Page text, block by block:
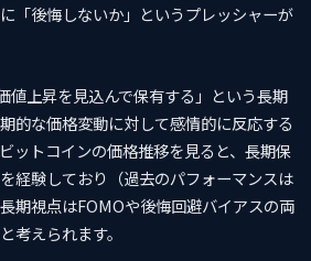
「後悔しないか」というプレッシャーが
値上昇を見込んで保有する」という長期
的な価格変動に対して感情的に反応する
ットコインの価格推移を見ると、長期保
経験しており（過去のパフォーマンスは
期視点はFOMOや後悔回避バイアスの両
考えられます。